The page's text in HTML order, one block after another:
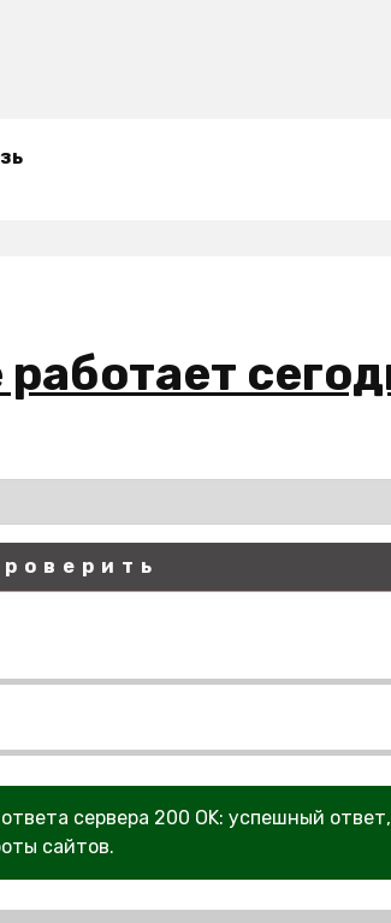
сервера 200 OK: успешный
сайтов.